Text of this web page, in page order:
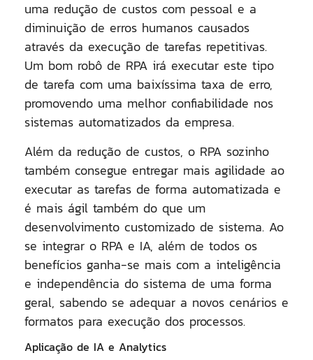
uma redução de custos com pessoal e a
diminuição de erros humanos causados
através da execução de tarefas repetitivas.
Um bom robô de RPA irá executar este tipo
de tarefa com uma baixíssima taxa de erro,
promovendo uma melhor confiabilidade nos
sistemas automatizados da empresa.
Além da redução de custos, o RPA sozinho
também consegue entregar mais agilidade ao
executar as tarefas de forma automatizada e
é mais ágil também do que um
desenvolvimento customizado de sistema. Ao
se integrar o RPA e IA, além de todos os
benefícios ganha-se mais com a inteligência
e independência do sistema de uma forma
geral, sabendo se adequar a novos cenários e
formatos para execução dos processos.
Aplicação de IA e Analytics